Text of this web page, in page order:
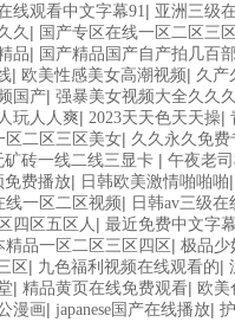
线观看中文字幕91| 亚洲三级
久 | 国产专区在线一区二区三
品| 国产精品国产自产拍几百
| 欧美性感美女高潮视频| 久产
国产| 强暴美女视频大全久久
玩人人爽| 2023天天色天天操|
区二区三区美女| 久久永久免费
矿砖一线二线三显卡 | 午夜老
免费播放| 日韩欧美激情啪啪啪
线一区二区视频| 日韩av三级
四区五区人 | 最近免费中文字
精品一区二区三区四区| 极品少
区 | 九色福利视频在线观看的|
| 精品黄页在线免费观看| 欧
漫画| japanese国产在线播放|